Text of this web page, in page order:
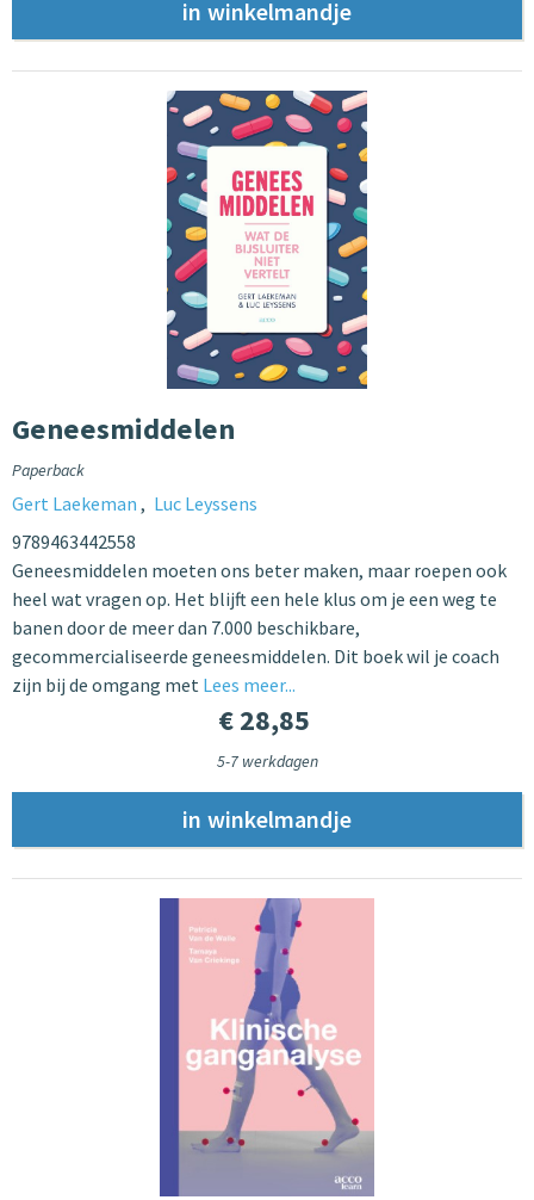
Geneesmiddelen
Paperback
Gert Laekeman
Luc Leyssens
9789463442558
Geneesmiddelen moeten ons beter maken, maar roepen ook
heel wat vragen op. Het blijft een hele klus om je een weg te
banen door de meer dan 7.000 beschikbare,
gecommercialiseerde geneesmiddelen. Dit boek wil je coach
zijn bij de omgang met Lees meer...
€ 28,85
5-7 werkdagen